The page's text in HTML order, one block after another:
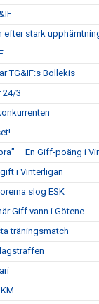
efter stark
TG&IF:s Bollekis
24/3
– En Giff-poäng i
i Vinterligan
slog ESK
Giff vann i Götene
träningsmatch